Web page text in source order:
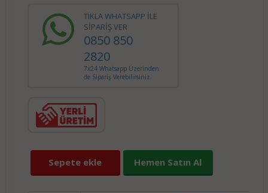
TIKLA WHATSAPP İLE
SİPARİŞ VER
0850 850
2820
7x24 Whatsapp Üzerinden
de Sipariş Verebilirsiniz.
Sepete ekle Hemen Satın Al